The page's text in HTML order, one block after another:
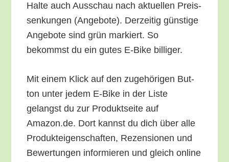
Hal­te auch Aus­schau nach aktu­el­len Preis­
sen­kun­gen (Ange­bo­te). Der­zei­tig güns­ti­ge
Ange­bo­te sind grün mar­kiert. So
bekommst du ein gutes E‑Bike billiger.
Mit einem Klick auf den zuge­hö­ri­gen But­
ton unter jedem E‑Bike in der Lis­te
gelangst du zur Pro­dukt­sei­te auf
Amazon.de. Dort kannst du dich über alle
Pro­duk­tei­gen­schaf­ten, Rezen­sio­nen und
Bewer­tun­gen infor­mie­ren und gleich online